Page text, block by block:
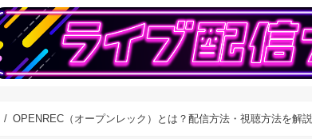
OPENREC（オープンレック）とは？配信方法・視聴方法を解説